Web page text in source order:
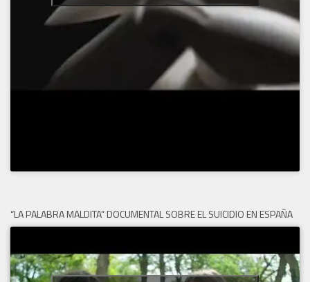
“LA PALABRA MALDITA” DOCUMENTAL SOBRE EL SUICIDIO EN ESPAÑA